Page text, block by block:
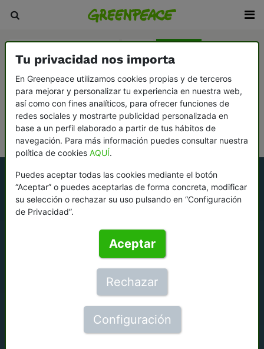
Democracia y contrapoder Desarme y paz
Ecofeminismo: la vida y el planeta, en el centro
Océanos
Tu privacidad nos importa
En Greenpeace utilizamos cookies propias y de terceros
para mejorar y personalizar tu experiencia en nuestra web,
así como con fines analíticos, para ofrecer funciones de
redes sociales y mostrarte publicidad personalizada en
base a un perfil elaborado a partir de tus hábitos de
navegación. Para más información puedes consultar nuestra
política de cookies AQUÍ.
Puedes aceptar todas las cookies mediante el botón
“Aceptar” o puedes aceptarlas de forma concreta, modificar
su selección o rechazar su uso pulsando en “Configuración
de Privacidad”.
Aceptar
Rechazar
Configuración